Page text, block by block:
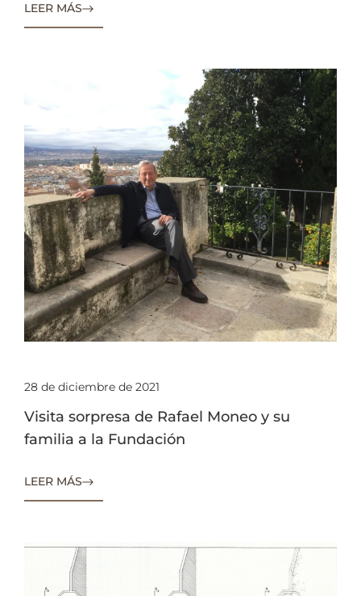
LEER MÁS
28 de diciembre de 2021
Visita sorpresa de Rafael Moneo y su
familia a la Fundación
LEER MÁS